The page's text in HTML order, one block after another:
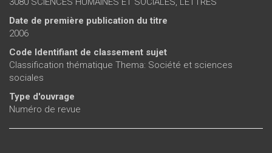
Date de première publication du titre
2006
Code Identifiant de classement sujet
Classification thématique Thema: Société et sciences
sociales
Type d'ouvrage
Numéro de revue